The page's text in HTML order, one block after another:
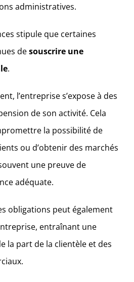
administratives.
stipule que certaines
desouscrire une
.
l’entreprise s’expose à des
de son activité. Cela
la possibilité de
ou d’obtenir des marchés
une preuve de
adéquate.
obligations peut également
entraînant une
la part de la clientèle et des